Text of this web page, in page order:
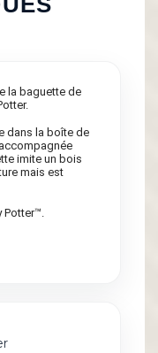
la baguette de
dans la boîte de
imite un bois
mais est
Potter™.